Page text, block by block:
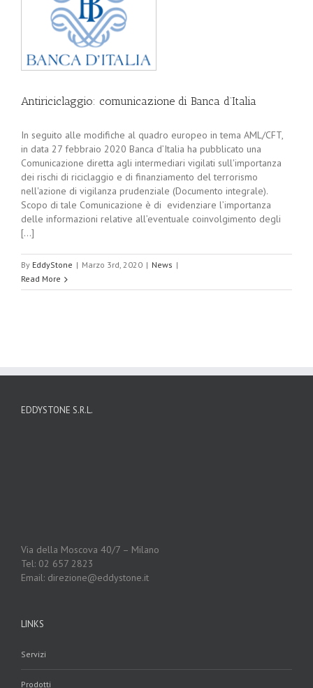
Antiriciclaggio: comunicazione di Banca d’Italia
In seguito alle modifiche al quadro europeo in tema AML/CFT,
in data 27 febbraio 2020 Banca d’Italia ha pubblicato una
Comunicazione diretta agli intermediari vigilati sull'importanza
dei rischi di riciclaggio e di finanziamento del terrorismo
nell'azione di vigilanza prudenziale (Documento integrale).
Scopo di tale Comunicazione è di evidenziare l’importanza
delle informazioni relative all’eventuale coinvolgimento degli
[...]
By EddyStone | Marzo 3rd, 2020 | News |
Read More
EDDYSTONE S.R.L.
Via della Moscova 40/7 – Milano
Tel: 02 657 2823
Email: direzione@eddystone.it
LINKS
Servizi
Prodotti